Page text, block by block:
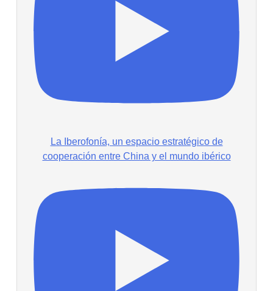
La Iberofonía, un espacio estratégico de
cooperación entre China y el mundo ibérico